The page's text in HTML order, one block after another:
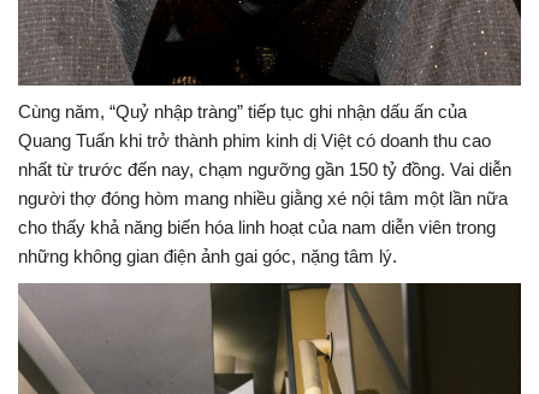
Cùng năm, “Quỷ nhập tràng” tiếp tục ghi nhận dấu ấn của
Quang Tuấn khi trở thành phim kinh dị Việt có doanh thu cao
nhất từ trước đến nay, chạm ngưỡng gần 150 tỷ đồng. Vai diễn
người thợ đóng hòm mang nhiều giằng xé nội tâm một lần nữa
cho thấy khả năng biến hóa linh hoạt của nam diễn viên trong
những không gian điện ảnh gai góc, nặng tâm lý.